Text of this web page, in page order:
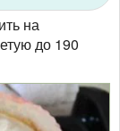
на
до 190